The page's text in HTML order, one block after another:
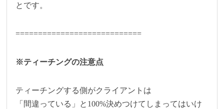
とです。
============================
※ティーチングの注意点
ティーチングする側がクライアントは
「間違っている」と100%決めつけてしまってはいけ